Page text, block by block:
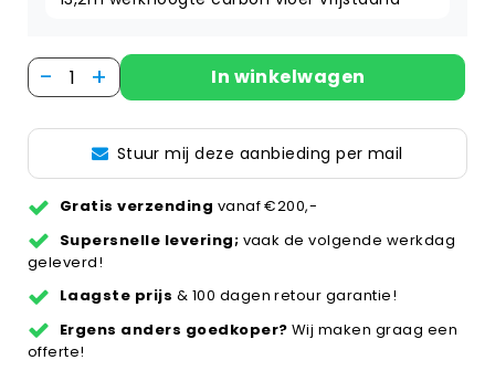
- + In winkelwagen
Stuur mij deze aanbieding per mail
Gratis verzending vanaf €200,-
Supersnelle levering; vaak de volgende werkdag
geleverd!
Laagste prijs & 100 dagen retour garantie!
Ergens anders goedkoper? Wij maken graag een
offerte!